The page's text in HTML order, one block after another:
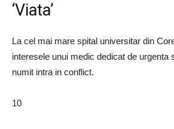
‘Viata’
La cel mai mare spital universitar din
interesele unui medic dedicat de urgenta
numit intra in conflict.
10